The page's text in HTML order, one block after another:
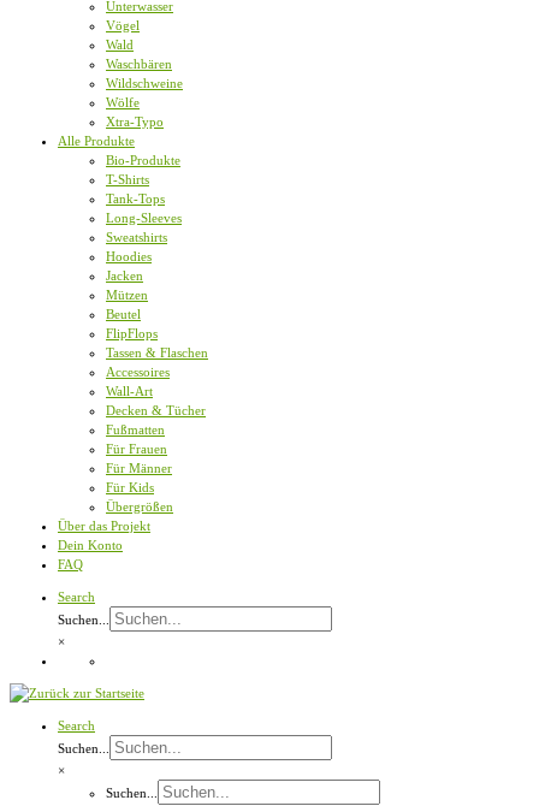
Unterwasser
Vögel
Wald
Waschbären
Wildschweine
Wölfe
Xtra-Typo
Alle Produkte
Bio-Produkte
T-Shirts
Tank-Tops
Long-Sleeves
Sweatshirts
Hoodies
Jacken
Mützen
Beutel
FlipFlops
Tassen & Flaschen
Accessoires
Wall-Art
Decken & Tücher
Fußmatten
Für Frauen
Für Männer
Für Kids
Übergrößen
Über das Projekt
Dein Konto
FAQ
Search
Suchen...
×
Search
Suchen...
×
Suchen...